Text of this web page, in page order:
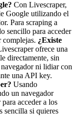
Con Livescraper,
Google utilizando el
Para scraping a
sencillo para acceder
complejas. ¿Existe
ofrece una
directamente, sin
ni lidiar con
una API key.
Usando
un navegador
acceder a los
sencilla si quieres